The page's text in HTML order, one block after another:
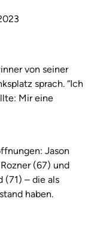
von seiner
sprach. “Ich
Mir eine
Jason
(67) und
(71) – die als
haben.